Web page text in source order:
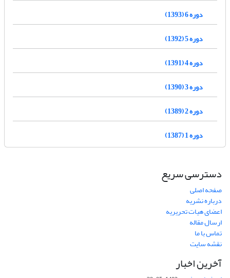
دوره 6 (1393)
دوره 5 (1392)
دوره 4 (1391)
دوره 3 (1390)
دوره 2 (1389)
دوره 1 (1387)
دسترسی سریع
صفحه اصلی
درباره نشریه
اعضای هیات تحریریه
ارسال مقاله
تماس با ما
نقشه سایت
آخرین اخبار